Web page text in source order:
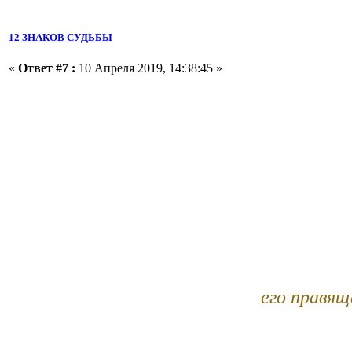
12 ЗНАКОВ СУДЬБЫ
« Ответ #7 : 10 Апреля 2019, 14:38:45 »
его